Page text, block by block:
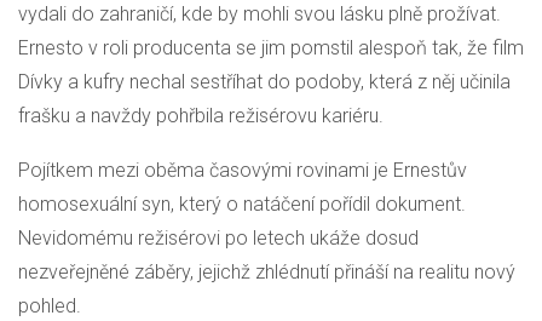
vydali do zahraničí, kde by mohli svou lásku plně prožívat.
Ernesto v roli producenta se jim pomstil alespoň tak, že film
Dívky a kufry nechal sestříhat do podoby, která z něj učinila
frašku a navždy pohřbila režisérovu kariéru.
Pojítkem mezi oběma časovými rovinami je Ernestův
homosexuální syn, který o natáčení pořídil dokument.
Nevidomému režisérovi po letech ukáže dosud
nezveřejněné záběry, jejichž zhlédnutí přináší na realitu nový
pohled.